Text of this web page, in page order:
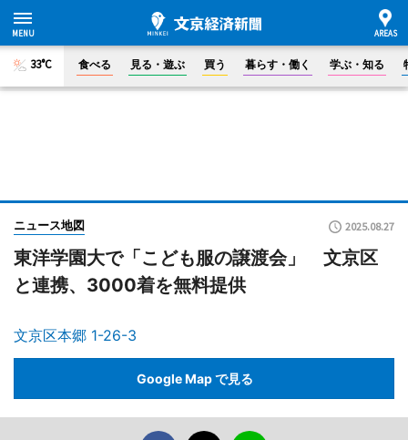
33°C 食べる 見る・遊ぶ 買う 暮らす・働く 学ぶ・知る
ニュース地図 2025.08.27
東洋学園大で「こども服の譲渡会」 文京区
と連携、3000着を無料提供
文京区本郷 1-26-3
Google Map で見る